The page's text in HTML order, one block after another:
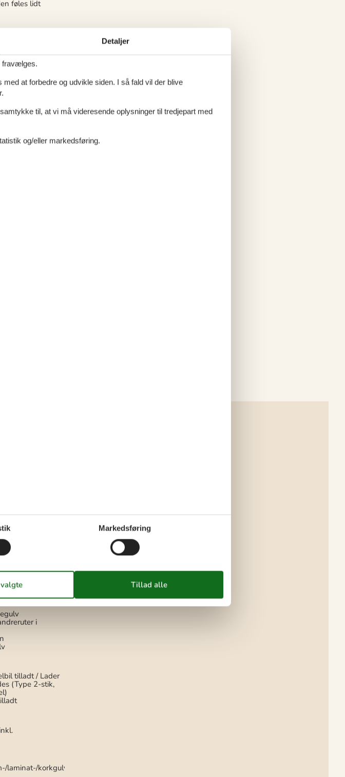
føles lidt
som er en
øen. Tag cyklen
hjem.
i
tilladt / Lader
(Type 2-stik,
laminat-/korkgulv
Detaljer
fravælges.
at forbedre og udvikle siden. I så fald vil der blive
til, at vi må videresende oplysninger til tredjepart med
og/eller markedsføring.
Markedsføring